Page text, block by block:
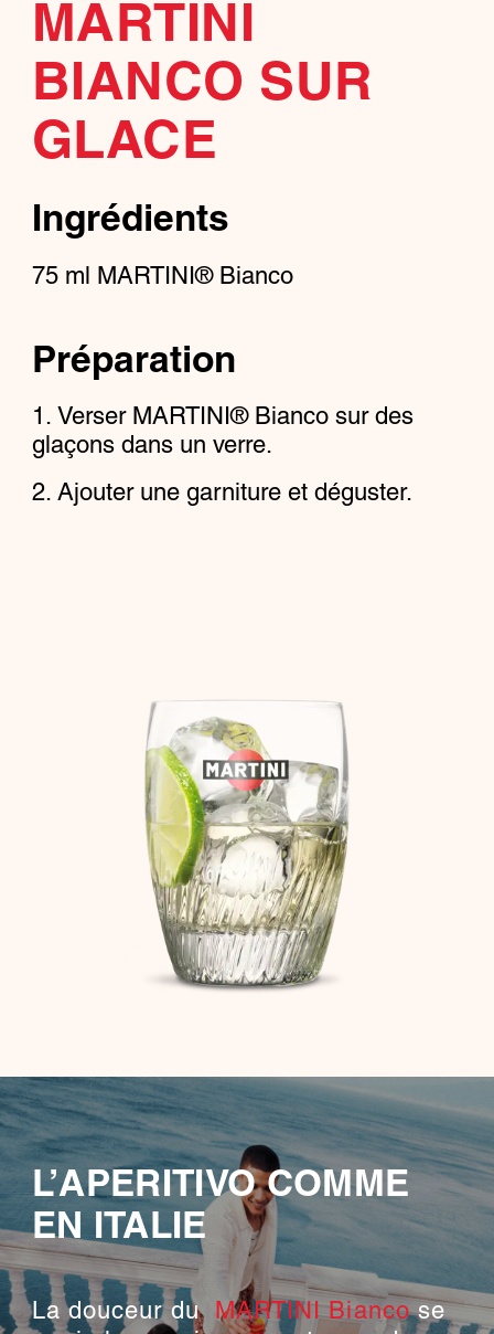
MARTINI
BIANCO SUR
GLACE
Ingrédients
75 ml MARTINI® Bianco
Préparation
Verser MARTINI® Bianco sur des
glaçons dans un verre.
Ajouter une garniture et déguster.
L’APERITIVO COMME
EN ITALIE
La douceur du MARTINI Biancose